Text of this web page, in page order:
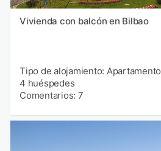
Vivienda con balcón en Bilbao
Tipo de alojamiento: Apartamento
4 huéspedes
Comentarios: 7